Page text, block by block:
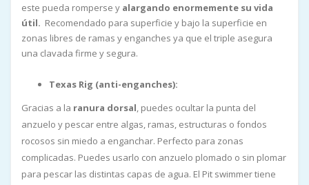
este pueda romperse y alargando enormemente su vida
útil. Recomendado para superficie y bajo la superficie en
zonas libres de ramas y enganches ya que el triple asegura
una clavada firme y segura.
Texas Rig (anti-enganches):
Gracias a la ranura dorsal, puedes ocultar la punta del
anzuelo y pescar entre algas, ramas, estructuras o fondos
rocosos sin miedo a enganchar. Perfecto para zonas
complicadas. Puedes usarlo con anzuelo plomado o sin plomar
para pescar las distintas capas de agua. El Pit swimmer tiene